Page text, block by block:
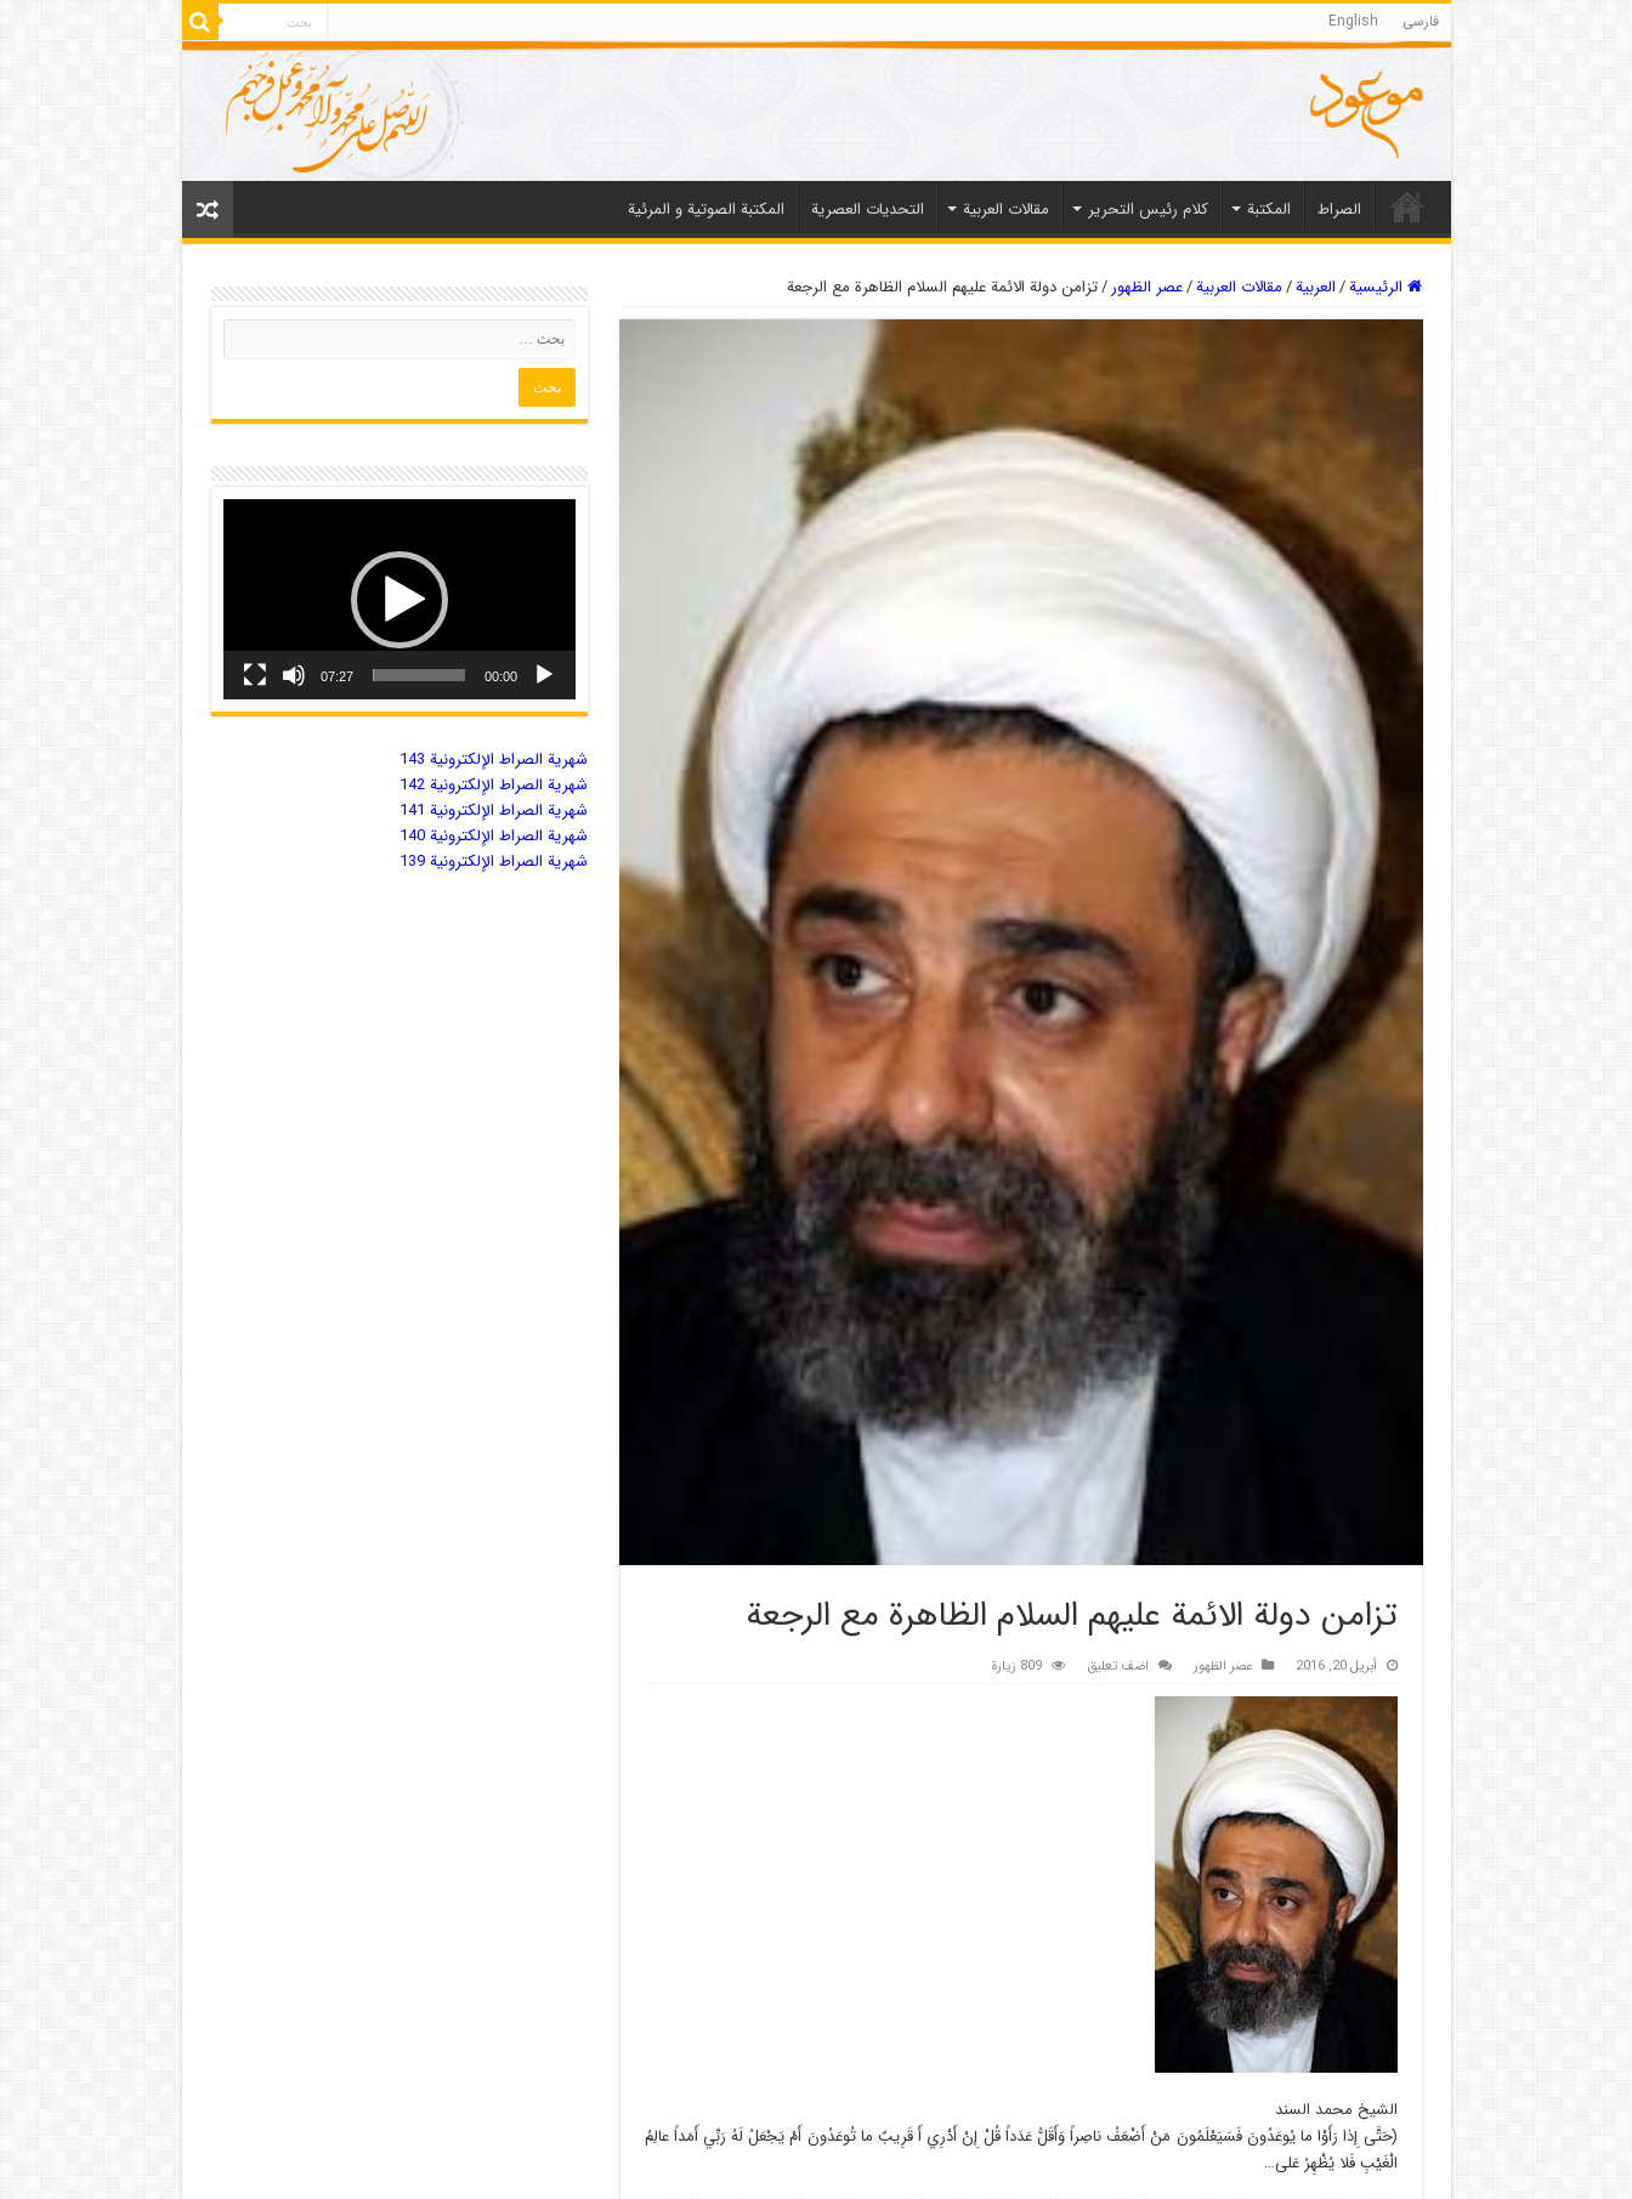
فارسی English
الصراط المکتبة كلام رئيس التحرير مقالات العربیة التحديات العصرية المكتبة الصوتية و المرئية
الرئيسية/العربیة/مقالات العربیة/عصر الظهور /تزامن دولة الائمة عليهم السلام الظاهرة مع الرجعة
تزامن دولة الائمة عليهم السلام الظاهرة مع الرجعة
أبريل 20, 2016 عصر الظهور اضف تعليق 809 زيارة
الشيخ محمد السند
(حَتَّى إِذا رَأَوْا ما يُوعَدُونَ فَسَيَعْلَمُونَ مَنْ أَضْعَفُ ناصِراً وَأَقَلُّ عَدَداً قُلْ إِنْ أَدْرِي أَ قَرِيبٌ ما تُوعَدُونَ أَمْ يَجْعَلُ لَهُ رَبِّي أَمَداً عالِمُ
الْغَيْبِ فَلا يُظْهِرُ عَلى…
00:00
07:27
شهریة الصراط الإلكترونية 143
شهریة الصراط الإلكترونية 142
شهریة الصراط الإلكترونية 141
شهریة الصراط الإلكترونية 140
شهریة الصراط الإلكترونية 139